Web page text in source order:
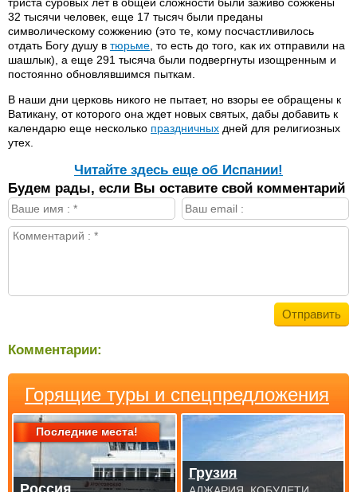
32 тысячи человек, еще 17 тысяч были преданы
символическому сожжению (это те, кому посчастливилось
отдать Богу душу в тюрьме , то есть до того, как их отправили на
шашлык), а еще 291 тысяча были подвергнуты изощренным и
постоянно обновлявшимся пыткам.
В наши дни церковь никого не пытает, но взоры ее обращены к
Ватикану, от которого она ждет новых святых, дабы добавить к
календарю еще несколько праздничных дней для религиозных
утех.
Читайте здесь еще об Испании!
Будем рады, если Вы оставите свой комментарий
Комментарии:
Горящие туры и спецпредложения
Последние места!
Россия
Грузия